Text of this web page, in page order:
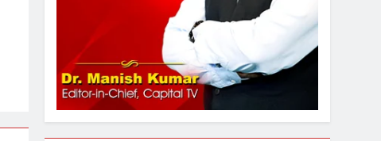
UP में ग्रामीण बिजली आपूर्ति से
कृषि, डेयरी, कुटीर उद्योग और
स्वरोजगार को मिला बढ़ावा
4
राम की नगरी अयोध्या में आने वाले